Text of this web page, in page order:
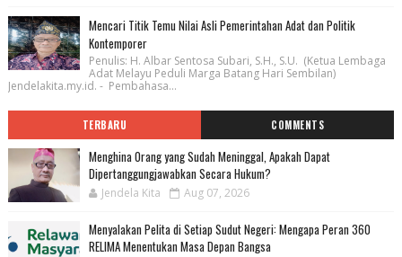
Mencari Titik Temu Nilai Asli Pemerintahan Adat dan Politik
Kontemporer
Penulis: H. Albar Sentosa Subari, S.H., S.U. (Ketua Lembaga
Adat Melayu Peduli Marga Batang Hari Sembilan)
Jendelakita.my.id. - Pembahasa...
TERBARU COMMENTS
Menghina Orang yang Sudah Meninggal, Apakah Dapat
Dipertanggungjawabkan Secara Hukum?
Jendela Kita Aug 07, 2026
Menyalakan Pelita di Setiap Sudut Negeri: Mengapa Peran 360
RELIMA Menentukan Masa Depan Bangsa